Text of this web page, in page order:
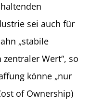
sei auch für
„stabile
Wert“, so
könne „nur
of Ownership)